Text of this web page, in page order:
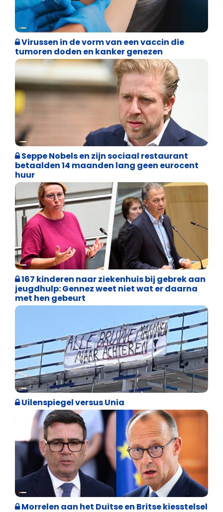
Weekblad 't Pallieterke
Virussen in de vorm van een vaccin die
tumoren doden en kanker genezen
Binnenland politiek
Seppe Nobels en zijn sociaal restaurant
betaalden 14 maanden lang geen eurocent
huur
Binnenland politiek
167 kinderen naar ziekenhuis bij gebrek aan
jeugdhulp: Gennez weet niet wat er daarna
met hen gebeurt
Cultuuroorlog
Uilenspiegel versus Unia
Internationale politiek
Morrelen aan het Duitse en Britse kiesstelsel